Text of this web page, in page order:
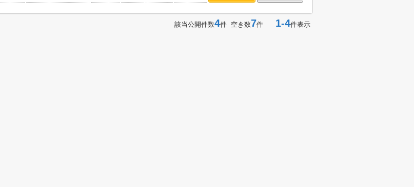
該当公開件数4件 空き数7件 1-4件表示